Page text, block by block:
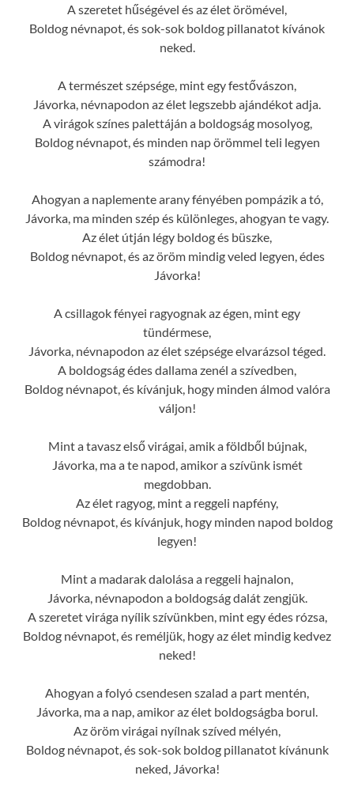
A szeretet hűségével és az élet örömével,
Boldog névnapot, és sok-sok boldog pillanatot kívánok
neked.
A természet szépsége, mint egy festővászon,
Jávorka, névnapodon az élet legszebb ajándékot adja.
A virágok színes palettáján a boldogság mosolyog,
Boldog névnapot, és minden nap örömmel teli legyen
számodra!
Ahogyan a naplemente arany fényében pompázik a tó,
Jávorka, ma minden szép és különleges, ahogyan te vagy.
Az élet útján légy boldog és büszke,
Boldog névnapot, és az öröm mindig veled legyen, édes
Jávorka!
A csillagok fényei ragyognak az égen, mint egy
tündérmese,
Jávorka, névnapodon az élet szépsége elvarázsol téged.
A boldogság édes dallama zenél a szívedben,
Boldog névnapot, és kívánjuk, hogy minden álmod valóra
váljon!
Mint a tavasz első virágai, amik a földből bújnak,
Jávorka, ma a te napod, amikor a szívünk ismét
megdobban.
Az élet ragyog, mint a reggeli napfény,
Boldog névnapot, és kívánjuk, hogy minden napod boldog
legyen!
Mint a madarak dalolása a reggeli hajnalon,
Jávorka, névnapodon a boldogság dalát zengjük.
A szeretet virága nyílik szívünkben, mint egy édes rózsa,
Boldog névnapot, és reméljük, hogy az élet mindig kedvez
neked!
Ahogyan a folyó csendesen szalad a part mentén,
Jávorka, ma a nap, amikor az élet boldogságba borul.
Az öröm virágai nyílnak szíved mélyén,
Boldog névnapot, és sok-sok boldog pillanatot kívánunk
neked, Jávorka!